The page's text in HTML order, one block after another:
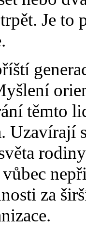
Je
těmto
Uzavírají
vůbec
za